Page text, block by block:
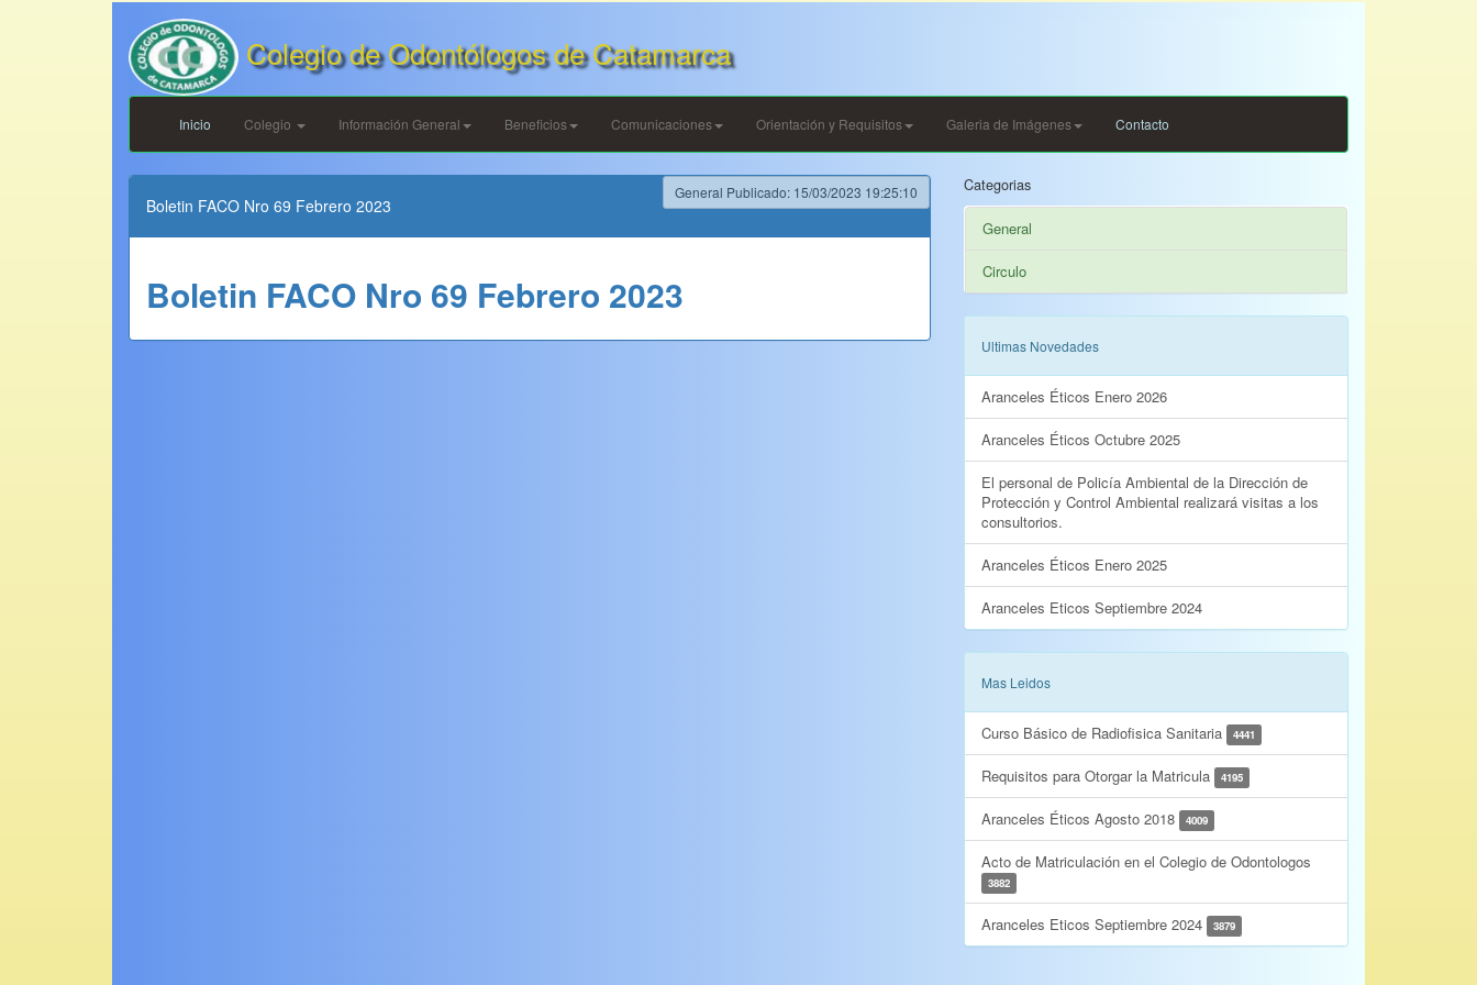
Colegio de Odontólogos de Catamarca
Inicio Colegio Información General Beneficios Comunicaciones Orientación y Requisitos Galeria de Imágenes Contacto
General Publicado: 15/03/2023 19:25:10
Boletin FACO Nro 69 Febrero 2023
Boletin FACO Nro 69 Febrero 2023
Categorias
General
Circulo
Ultimas Novedades
Aranceles Éticos Enero 2026
Aranceles Éticos Octubre 2025
El personal de Policía Ambiental de la Dirección de
Protección y Control Ambiental realizará visitas a los
consultorios.
Aranceles Éticos Enero 2025
Aranceles Eticos Septiembre 2024
Mas Leidos
Curso Básico de Radiofisica Sanitaria 4441
Requisitos para Otorgar la Matricula 4195
Aranceles Éticos Agosto 2018 4009
Acto de Matriculación en el Colegio de Odontologos
3882
Aranceles Eticos Septiembre 2024 3879